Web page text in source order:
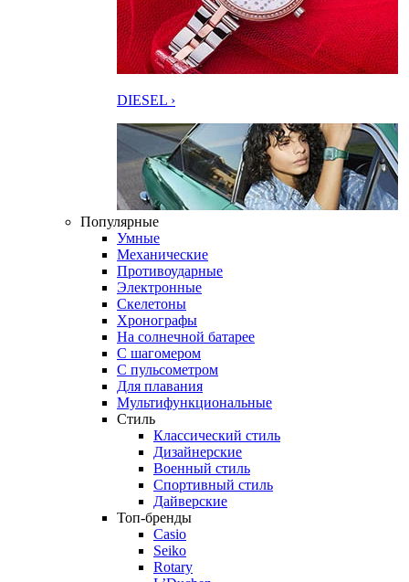
DIESEL ›
Популярные
Умные
Механические
Противоударные
Электронные
Скелетоны
Хронографы
На солнечной батарее
С шагомером
С пульсометром
Для плавания
Мультифункциональные
Стиль
Классический стиль
Дизайнерские
Военный стиль
Спортивный стиль
Дайверские
Топ-бренды
Casio
Seiko
Rotary